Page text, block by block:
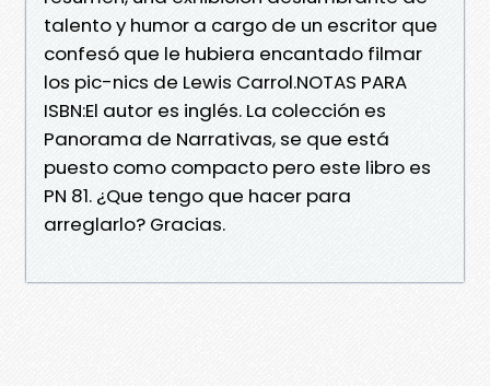
talento y humor a cargo de un escritor que
confesó que le hubiera encantado filmar
los pic-nics de Lewis Carrol.NOTAS PARA
ISBN:El autor es inglés. La colección es
Panorama de Narrativas, se que está
puesto como compacto pero este libro es
PN 81. ¿Que tengo que hacer para
arreglarlo? Gracias.